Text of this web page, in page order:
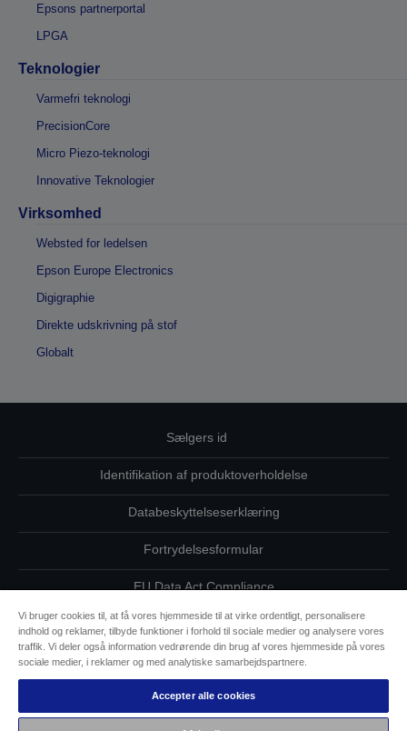
Epsons partnerportal
LPGA
Teknologier
Varmefri teknologi
PrecisionCore
Micro Piezo-teknologi
Innovative Teknologier
Virksomhed
Websted for ledelsen
Epson Europe Electronics
Digigraphie
Direkte udskrivning på stof
Globalt
Sælgers id
Identifikation af produktoverholdelse
Databeskyttelseserklæring
Fortrydelsesformular
EU Data Act Compliance
Kontakt os vedrørende dine data
Oplysninger om cookies
Epsons forpligtelse til tilgængelighed
Vi bruger cookies til, at få vores hjemmeside til at virke ordentligt, personalisere
indhold og reklamer, tilbyde funktioner i forhold til sociale medier og analysere vores
traffik. Vi deler også information vedrørende din brug af vores hjemmeside på vores
sociale medier, i reklamer og med analytiske samarbejdspartnere.
Accepter alle cookies